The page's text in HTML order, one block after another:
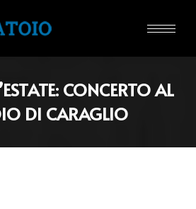
CONCERTO AL
DI CARAGLIO